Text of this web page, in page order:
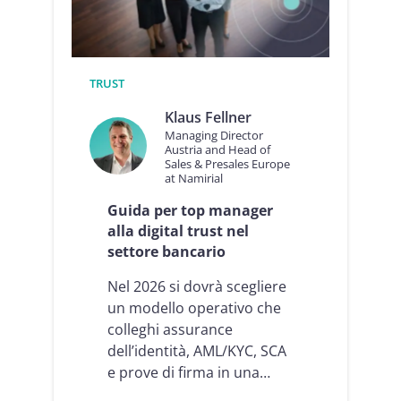
TRUST
Klaus Fellner
Managing Director
Austria and Head of
Sales & Presales Europe
at Namirial
Guida per top manager
alla digital trust nel
settore bancario
Nel 2026 si dovrà scegliere
un modello operativo che
colleghi assurance
dell’identità, AML/KYC, SCA
e prove di firma in una…